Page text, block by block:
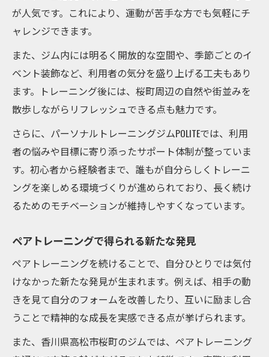
が人気です。これにより、運動が苦手な方でも気軽にチ
ャレンジできます。
また、ジム内には明るく開放的な空間や、季節ごとのイ
ベント装飾など、利用者の気分を盛り上げる工夫もあり
ます。トレーニング後には、桜町周辺の自然や街並みを
散歩しながらリフレッシュできる点も魅力です。
さらに、パーソナルトレーニングジムPOLITEでは、利用
者の悩みや目標に寄り添ったサポート体制が整っていま
す。初心者から経験者まで、誰もが自分らしくトレーニ
ングを楽しめる環境づくりが進められており、長く続け
るためのモチベーションが維持しやすくなっています。
ペアトレーニングで得られる新たな発見
ペアトレーニングを続けることで、自分ひとりでは気付
けなかった新たな発見が生まれます。例えば、相手の動
きを見て自分のフォームを改善したり、互いに励まし合
うことで精神的な成長を実感できる点が挙げられます。
また、香川県高松市桜町のジムでは、ペアトレーニング